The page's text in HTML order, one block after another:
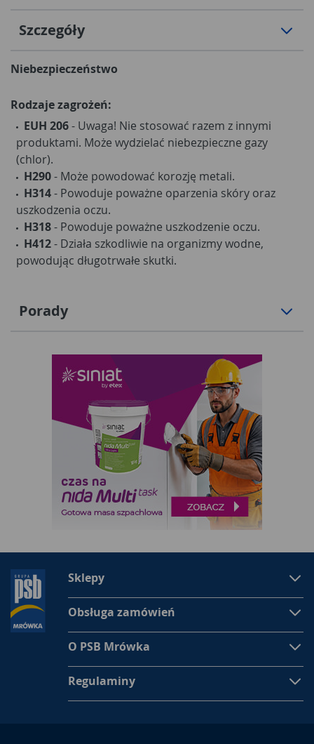
Szczegóły
Niebezpieczeństwo
Rodzaje zagrożeń:
EUH 206- Uwaga! Nie stosować razem z innymi
produktami. Może wydzielać niebezpieczne gazy
(chlor).
H290- Może powodować korozję metali.
H314- Powoduje poważne oparzenia skóry oraz
uszkodzenia oczu.
H318- Powoduje poważne uszkodzenie oczu.
H412- Działa szkodliwie na organizmy wodne,
powodując długotrwałe skutki.
Porady
Sklepy
Obsługa zamówień
O PSB Mrówka
Regulaminy